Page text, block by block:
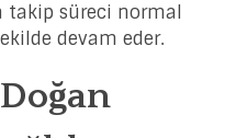
takip süreci normal
devam eder.